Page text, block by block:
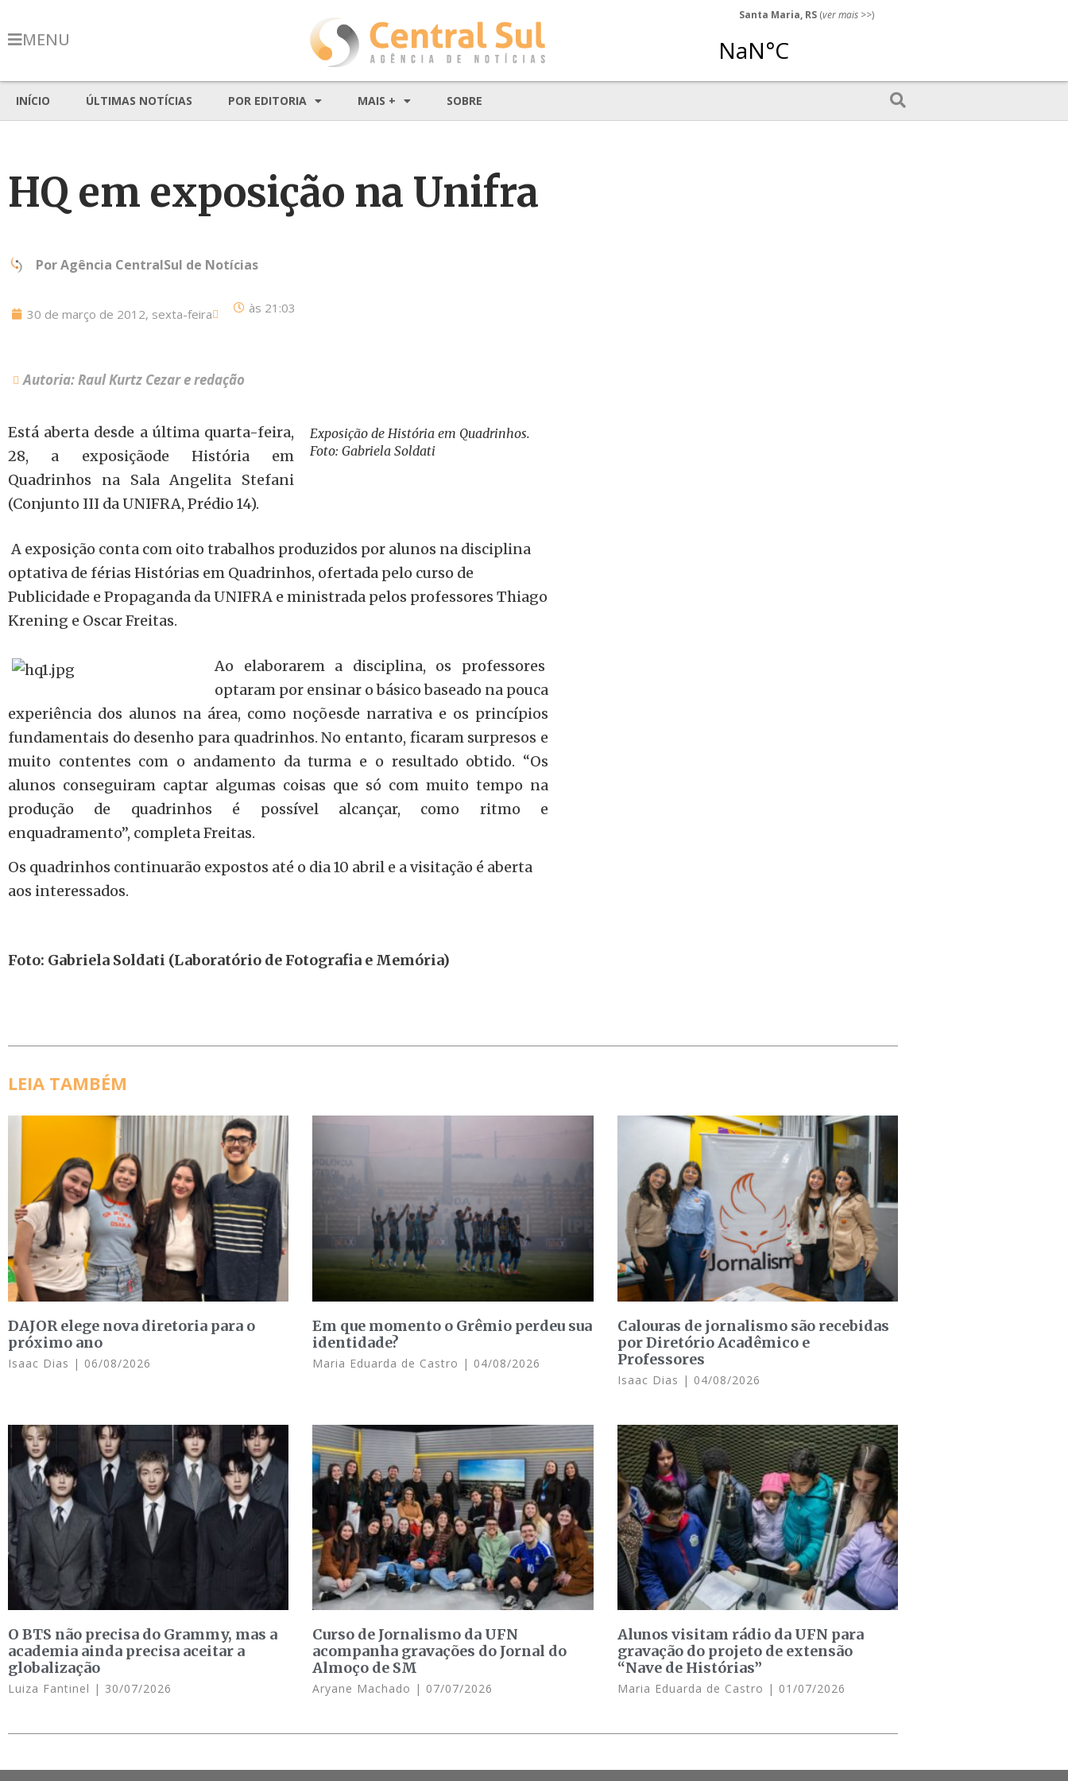
MENU
Santa Maria, RS (ver mais >>)
INÍCIO ÚLTIMAS NOTÍCIAS POR EDITORIA MAIS + SOBRE
HQ em exposição na Unifra
PorAgência CentralSul de Notícias
30 de março de 2012, sexta-feira às 21:03
Autoria: Raul Kurtz Cezar e redação
Exposição de História em Quadrinhos.
Foto: Gabriela Soldati
Está aberta desde a última quarta-feira,
28, a exposiçãode História em
Quadrinhos na Sala Angelita Stefani
(Conjunto III da UNIFRA, Prédio 14).
A exposição conta com oito trabalhos produzidos por alunos na disciplina
optativa de férias Histórias em Quadrinhos, ofertada pelo curso de
Publicidade e Propaganda da UNIFRA e ministrada pelos professores Thiago
Krening e Oscar Freitas.
Ao elaborarem a disciplina, os professores
optaram por ensinar o básico baseado na pouca
experiência dos alunos na área, como noçõesde narrativa e os princípios
fundamentais do desenho para quadrinhos. No entanto, ficaram surpresos e
muito contentes com o andamento da turma e o resultado obtido. “Os
alunos conseguiram captar algumas coisas que só com muito tempo na
produção de quadrinhos é possível alcançar, como ritmo e
enquadramento”, completa Freitas.
Os quadrinhos continuarão expostos até o dia 10 abril e a visitação é aberta
aos interessados.
Foto: Gabriela Soldati (Laboratório de Fotografia e Memória)
LEIA TAMBÉM
DAJOR elege nova diretoria para o
próximo ano
Isaac Dias 06/08/2026
Em que momento o Grêmio perdeu sua
identidade?
Maria Eduarda de Castro 04/08/2026
Calouras de jornalismo são recebidas
por Diretório Acadêmico e
Professores
Isaac Dias 04/08/2026
O BTS não precisa do Grammy, mas a
academia ainda precisa aceitar a
globalização
Luiza Fantinel 30/07/2026
Curso de Jornalismo da UFN
acompanha gravações do Jornal do
Almoço de SM
Aryane Machado 07/07/2026
Alunos visitam rádio da UFN para
gravação do projeto de extensão
“Nave de Histórias”
Maria Eduarda de Castro 01/07/2026